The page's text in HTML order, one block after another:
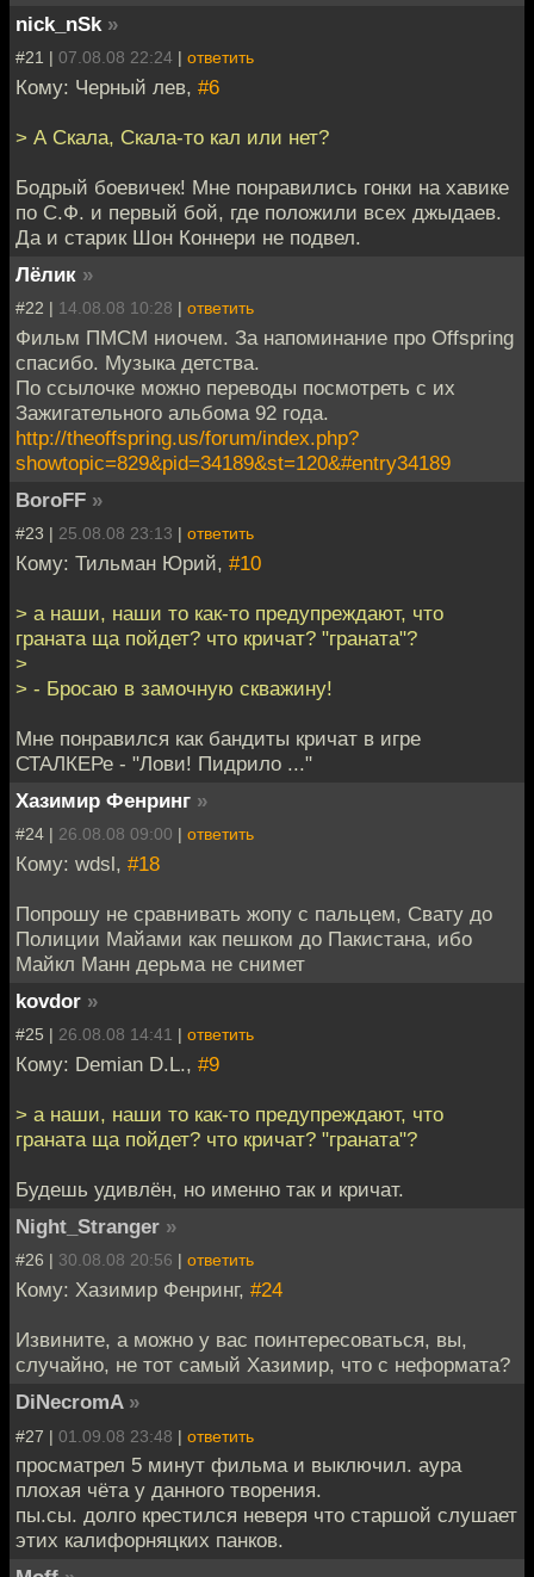
nick_nSk »
#21 | 07.08.08 22:24 | ответить
Кому: Черный лев, #6
> А Скала, Скала-то кал или нет?
Бодрый боевичек! Мне понравились гонки на хавике
по С.Ф. и первый бой, где положили всех джыдаев.
Да и старик Шон Коннери не подвел.
Лёлик »
#22 | 14.08.08 10:28 | ответить
Фильм ПМСМ ниочем. За напоминание про Offspring
спасибо. Музыка детства.
По ссылочке можно переводы посмотреть с их
Зажигательного альбома 92 года.
http://theoffspring.us/forum/index.php?
showtopic=829&pid=34189&st=120&#entry34189
BoroFF »
#23 | 25.08.08 23:13 | ответить
Кому: Тильман Юрий, #10
> а наши, наши то как-то предупреждают, что
граната ща пойдет? что кричат? "граната"?
>
> - Бросаю в замочную скважину!
Мне понравился как бандиты кричат в игре
СТАЛКЕРе - "Лови! Пидрило ..."
Хазимир Фенринг »
#24 | 26.08.08 09:00 | ответить
Кому: wdsl, #18
Попрошу не сравнивать жопу с пальцем, Свату до
Полиции Майами как пешком до Пакистана, ибо
Майкл Манн дерьма не снимет
kovdor »
#25 | 26.08.08 14:41 | ответить
Кому: Demian D.L., #9
> а наши, наши то как-то предупреждают, что
граната ща пойдет? что кричат? "граната"?
Будешь удивлён, но именно так и кричат.
Night_Stranger »
#26 | 30.08.08 20:56 | ответить
Кому: Хазимир Фенринг, #24
Извините, а можно у вас поинтересоваться, вы,
случайно, не тот самый Хазимир, что с неформата?
DiNecromA »
#27 | 01.09.08 23:48 | ответить
просматрел 5 минут фильма и выключил. аура
плохая чёта у данного творения.
пы.сы. долго крестился неверя что старшой слушает
этих калифорняцких панков.